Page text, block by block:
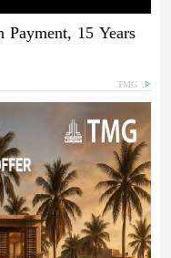
15 Years
TMG